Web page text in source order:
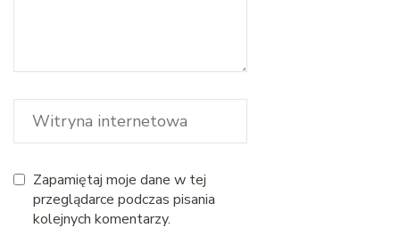
Zapamiętaj moje dane w tej
przeglądarce podczas pisania
kolejnych komentarzy.